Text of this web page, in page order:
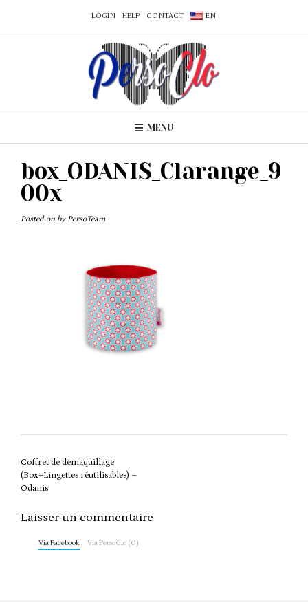
LOGIN HELP CONTACT EN
MENU
box_ODANIS_Clarange_9
00x
Posted on by PersoTeam
Post
navigation
Coffret de démaquillage
(Box+Lingettes réutilisables) –
Odanis
Laisser un commentaire
Via Facebook Via PersoClo (0)